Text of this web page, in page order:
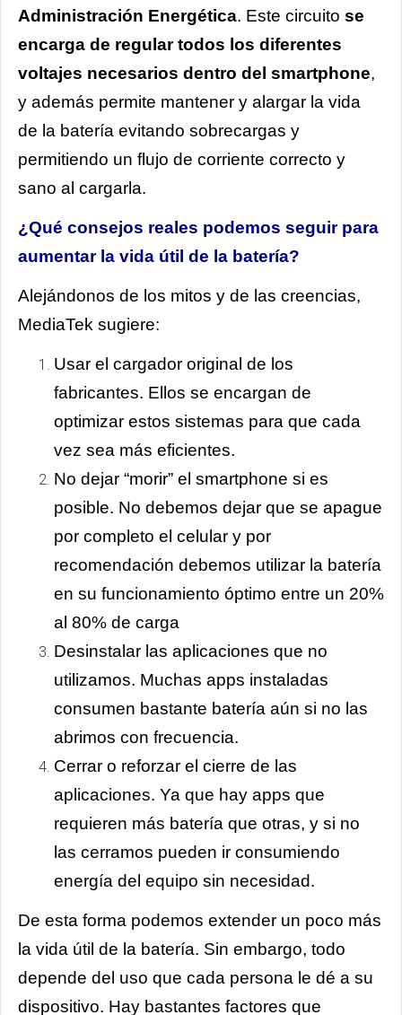
Administración Energética. Este circuito se
encarga de regular todos los diferentes
voltajes necesarios dentro del smartphone,
y además permite mantener y alargar la vida
de la batería evitando sobrecargas y
permitiendo un flujo de corriente correcto y
sano al cargarla.
¿Qué consejos reales podemos seguir para
aumentar la vida útil de la batería?
Alejándonos de los mitos y de las creencias,
MediaTek sugiere:
Usar el cargador original de los
fabricantes. Ellos se encargan de
optimizar estos sistemas para que cada
vez sea más eficientes.
No dejar “morir” el smartphone si es
posible. No debemos dejar que se apague
por completo el celular y por
recomendación debemos utilizar la batería
en su funcionamiento óptimo entre un 20%
al 80% de carga
Desinstalar las aplicaciones que no
utilizamos. Muchas apps instaladas
consumen bastante batería aún si no las
abrimos con frecuencia.
Cerrar o reforzar el cierre de las
aplicaciones. Ya que hay apps que
requieren más batería que otras, y si no
las cerramos pueden ir consumiendo
energía del equipo sin necesidad.
De esta forma podemos extender un poco más
la vida útil de la batería. Sin embargo, todo
depende del uso que cada persona le dé a su
dispositivo. Hay bastantes factores que